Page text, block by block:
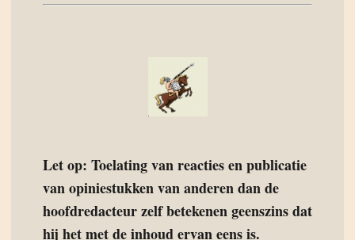
Let op: Toelating van reacties en publicatie
van opiniestukken van anderen dan de
hoofdredacteur zelf betekenen geenszins dat
hij het met de inhoud ervan eens is.